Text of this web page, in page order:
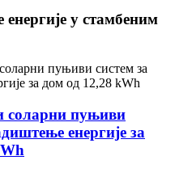
у стамбеним
соларни пуњиви
енергије за